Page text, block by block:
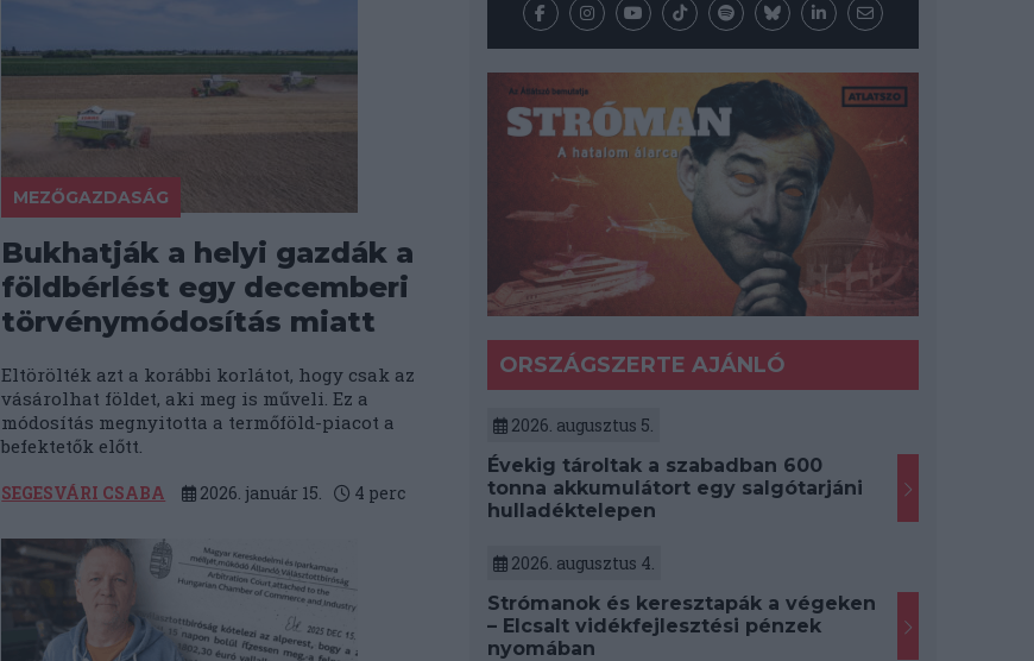
MEZŐGAZDASÁG
Bukhatják a helyi gazdák a
földbérlést egy decemberi
törvénymódosítás miatt
Eltörölték azt a korábbi korlátot, hogy csak az
vásárolhat földet, aki meg is műveli. Ez a
módosítás megnyitotta a termőföld-piacot a
befektetők előtt.
SEGESVÁRI CSABA 2026. január 15. 4 perc
ORSZÁGSZERTE AJÁNLÓ
2026. augusztus 5.
Évekig tároltak a szabadban 600
tonna akkumulátort egy salgótarjáni
hulladéktelepen
2026. augusztus 4.
Strómanok és keresztapák a végeken
– Elcsalt vidékfejlesztési pénzek
nyomában